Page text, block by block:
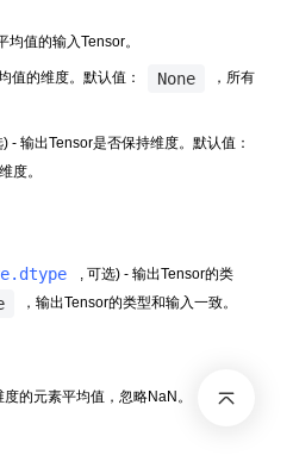
均值的输入Tensor。
值的维度。默认值： None
，所有
- 输出Tensor是否保持维度。默认值：
度。
, 可选) - 输出Tensor的类
，输出Tensor的类型和输入一致。
的元素平均值，忽略NaN。